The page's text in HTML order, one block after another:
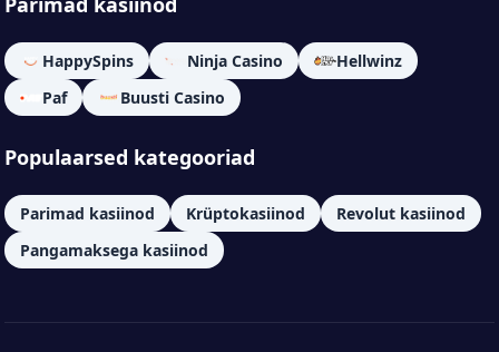
HappySpins Ninja Casino
Hellwinz
Paf
Buusti Casino
Populaarsed kategooriad
Parimad kasiinod Krüptokasiinod
Revolut kasiinod
Pangamaksega kasiinod